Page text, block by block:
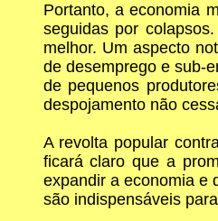
Portanto, a economia
seguidas por
melhor. Um aspecto
de desemprego e sub-
de pequenos
despojamento não
A revolta popular
ficará claro que a
expandir a economia e
são indispensáveis